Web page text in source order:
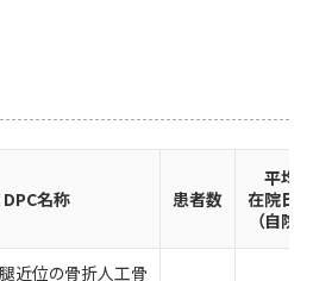
DPC名称 患者数
平均
在院日数
（自院）
近位の骨折人工骨